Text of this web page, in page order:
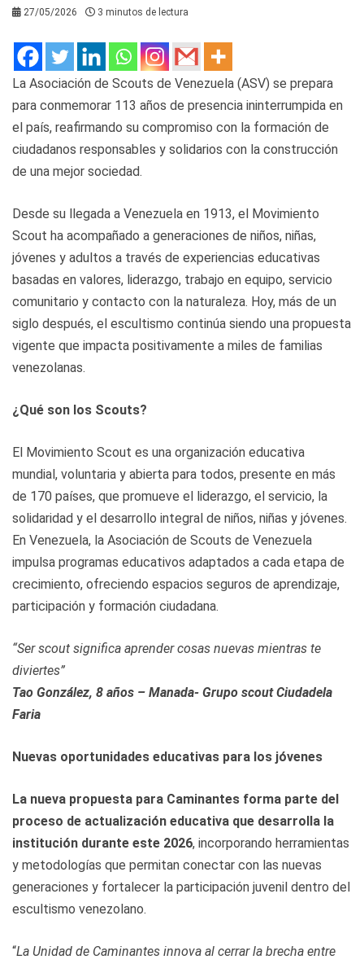
27/05/2026 3 minutos de lectura
La Asociación de Scouts de Venezuela (ASV) se prepara
para conmemorar 113 años de presencia ininterrumpida en
el país, reafirmando su compromiso con la formación de
ciudadanos responsables y solidarios con la construcción
de una mejor sociedad.
Desde su llegada a Venezuela en 1913, el Movimiento
Scout ha acompañado a generaciones de niños, niñas,
jóvenes y adultos a través de experiencias educativas
basadas en valores, liderazgo, trabajo en equipo, servicio
comunitario y contacto con la naturaleza. Hoy, más de un
siglo después, el escultismo continúa siendo una propuesta
vigente que impacta positivamente a miles de familias
venezolanas.
¿Qué son los Scouts?
El Movimiento Scout es una organización educativa
mundial, voluntaria y abierta para todos, presente en más
de 170 países, que promueve el liderazgo, el servicio, la
solidaridad y el desarrollo integral de niños, niñas y jóvenes.
En Venezuela, la Asociación de Scouts de Venezuela
impulsa programas educativos adaptados a cada etapa de
crecimiento, ofreciendo espacios seguros de aprendizaje,
participación y formación ciudadana.
“Ser scout significa aprender cosas nuevas mientras te
diviertes”
Tao González, 8 años – Manada- Grupo scout Ciudadela
Faria
Nuevas oportunidades educativas para los jóvenes
La nueva propuesta para Caminantes forma parte del
proceso de actualización educativa que desarrolla la
institución durante este 2026, incorporando herramientas
y metodologías que permitan conectar con las nuevas
generaciones y fortalecer la participación juvenil dentro del
escultismo venezolano.
“La Unidad de Caminantes innova al cerrar la brecha entre